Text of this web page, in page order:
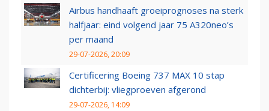
Airbus handhaaft groeiprognoses na sterk
halfjaar: eind volgend jaar 75 A320neo’s
per maand
29-07-2026, 20:09
Certificering Boeing 737 MAX 10 stap
dichterbij: vliegproeven afgerond
29-07-2026, 14:09